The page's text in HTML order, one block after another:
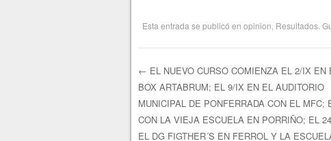
Esta entrada se publicó en opinion Resultados.
Navegación de
← EL NUEVO CURSO COMIENZA EL 2/IX EN
BOX ARTABRUM; EL 9/IX EN EL AUDITORIO
MUNICIPAL DE PONFERRADA CON EL MFC;
CON LA VIEJA ESCUELA EN PORRIÑO; EL
EL DG FIGTHER´S EN FERROL Y LA